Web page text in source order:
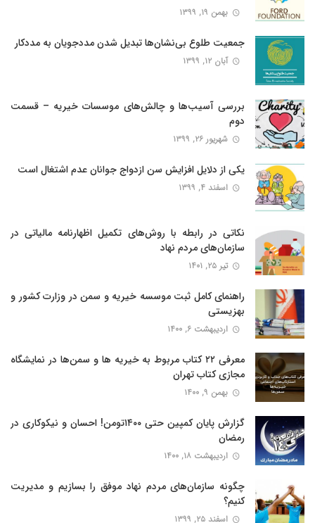
بهمن ۱۹, ۱۳۹۹
جمعیت طلوع بی‌نشان‌ها تبدیل شدن مددجویان به مددکار
آبان ۱۲, ۱۳۹۹
بررسی آسیب‌ها و چالش‌های موسسات خیریه – قسمت
دوم
شهریور ۲۶, ۱۳۹۹
یکی از دلایل افزایش سن ازدواج جوانان عدم اشتغال است
اسفند ۴, ۱۳۹۹
نکاتی در رابطه با روش‌های تکمیل اظهارنامه مالیاتی در
سازمان‌های مردم نهاد
تیر ۲۵, ۱۴۰۱
راهنمای کامل ثبت موسسه خیریه و سمن در وزارت کشور و
بهزیستی
اردیبهشت ۶, ۱۴۰۰
معرفی ۲۲ کتاب مربوط به خیریه ها و سمن‌ها در نمایشگاه
مجازی کتاب تهران
بهمن ۹, ۱۴۰۰
گزارش پایان کمپین حتی ۱۴۰۰تومن! احسان و نیکوکاری در
رمضان
اردیبهشت ۱۸, ۱۴۰۰
چگونه سازمان‌های مردم نهاد موفق را بسازیم و مدیریت
کنیم؟
اسفند ۲۵, ۱۳۹۹